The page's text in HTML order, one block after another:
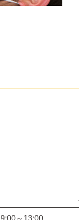
9:00～13:00